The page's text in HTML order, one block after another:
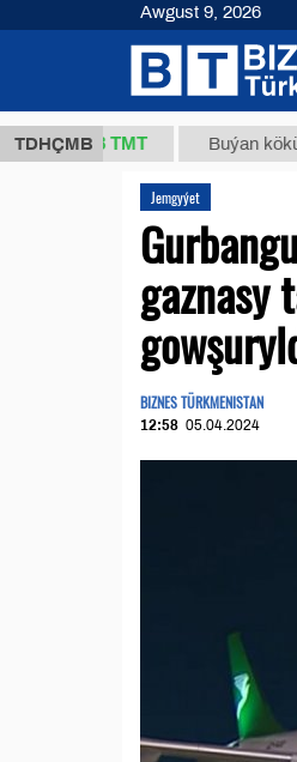
TDHÇMB
ТМТ Buýan köküniň
Jemgyýet
gaznasy
BIZNES TÜRKMENISTAN
12:58 05.04.2024
Awgust 9, 2026